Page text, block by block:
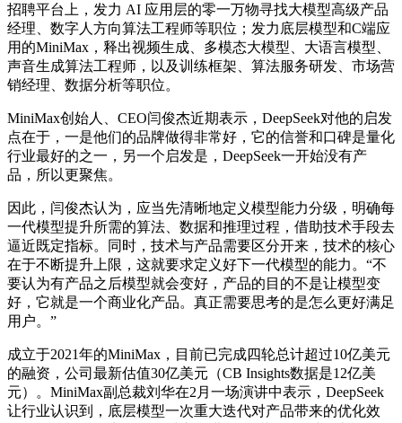
招聘平台上，发力 AI 应用层的零一万物寻找大模型高级产品
经理、数字人方向算法工程师等职位；发力底层模型和C端应
用的MiniMax，释出视频生成、多模态大模型、大语言模型、
声音生成算法工程师，以及训练框架、算法服务研发、市场营
销经理、数据分析等职位。
MiniMax创始人、CEO闫俊杰近期表示，DeepSeek对他的启发
点在于，一是他们的品牌做得非常好，它的信誉和口碑是量化
行业最好的之一，另一个启发是，DeepSeek一开始没有产
品，所以更聚焦。
因此，闫俊杰认为，应当先清晰地定义模型能力分级，明确每
一代模型提升所需的算法、数据和推理过程，借助技术手段去
逼近既定指标。同时，技术与产品需要区分开来，技术的核心
在于不断提升上限，这就要求定义好下一代模型的能力。“不
要认为有产品之后模型就会变好，产品的目的不是让模型变
好，它就是一个商业化产品。真正需要思考的是怎么更好满足
用户。”
成立于2021年的MiniMax，目前已完成四轮总计超过10亿美元
的融资，公司最新估值30亿美元（CB Insights数据是12亿美
元）。MiniMax副总裁刘华在2月一场演讲中表示，DeepSeek
让行业认识到，底层模型一次重大迭代对产品带来的优化效